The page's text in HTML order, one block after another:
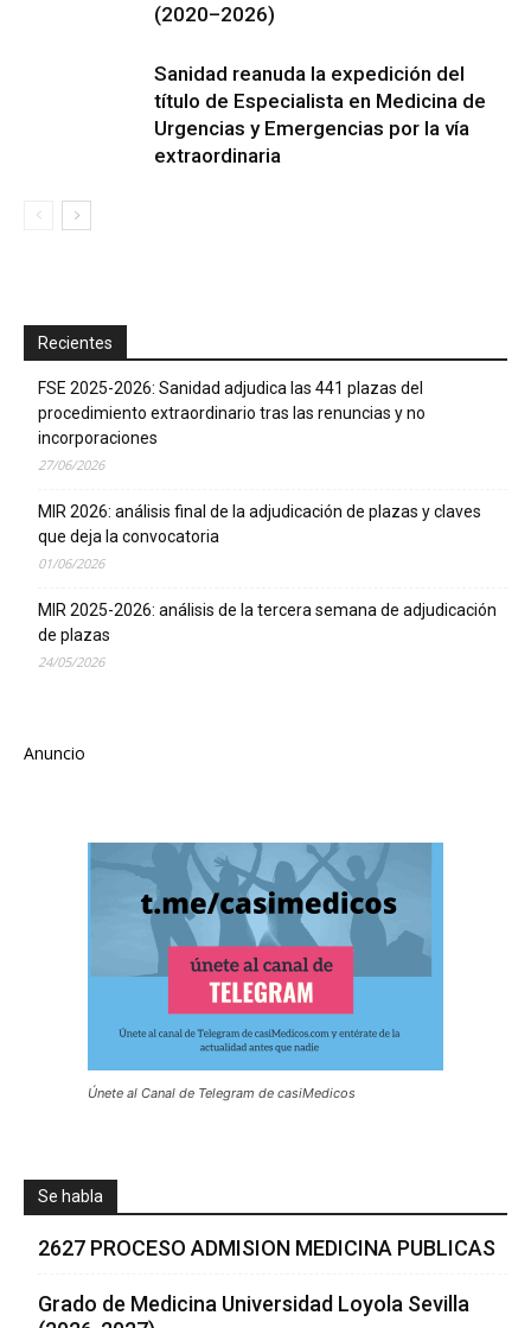
(2020–2026)
Sanidad reanuda la expedición del
título de Especialista en Medicina de
Urgencias y Emergencias por la vía
extraordinaria
Recientes
FSE 2025-2026: Sanidad adjudica las 441 plazas del
procedimiento extraordinario tras las renuncias y no
incorporaciones
27/06/2026
MIR 2026: análisis final de la adjudicación de plazas y claves
que deja la convocatoria
01/06/2026
MIR 2025-2026: análisis de la tercera semana de adjudicación
de plazas
24/05/2026
Anuncio
Únete al Canal de Telegram de casiMedicos
Se habla
2627 PROCESO ADMISION MEDICINA PUBLICAS
Grado de Medicina Universidad Loyola Sevilla